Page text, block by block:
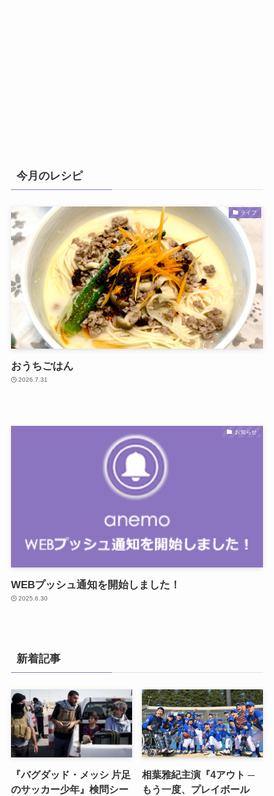
今月のレシピ
ライフ
おうちごはん
2026.7.31
お知らせ
WEBプッシュ通知を開始しました！
2025.6.30
新着記事
『バグダッド・メッシ 片足
のサッカー少年』検問シー
相葉雅紀主演『4アウト ─
もう一度、プレイボール